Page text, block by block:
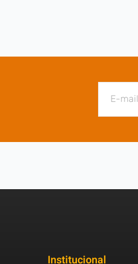
Institucional